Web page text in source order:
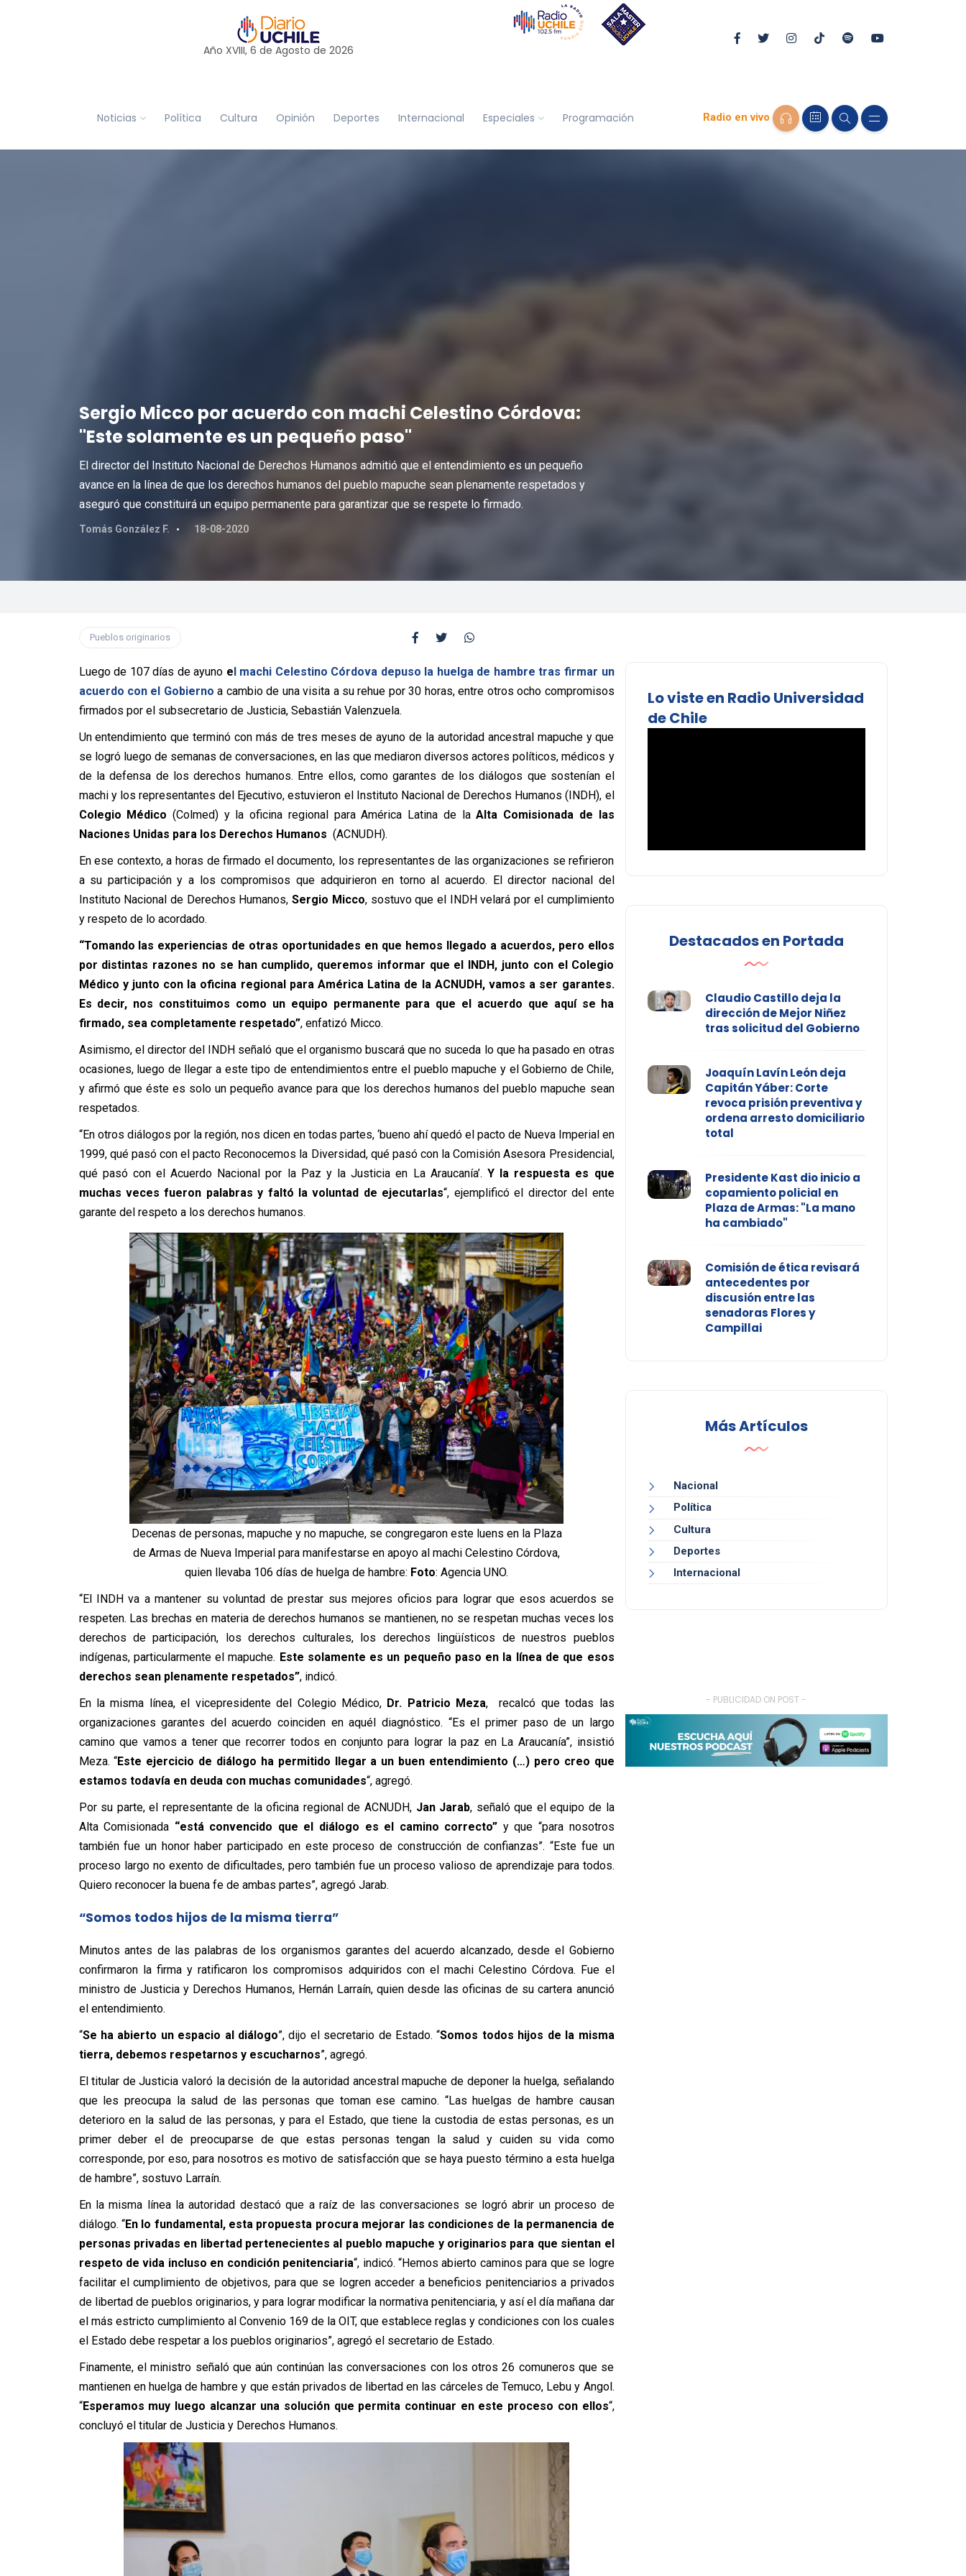
Año XVIII, 6 de Agosto de 2026
Noticias Política Cultura Opinión Deportes Internacional Especiales Programación Radio en vivo
Sergio Micco por acuerdo con machi Celestino Córdova:
"Este solamente es un pequeño paso"
El director del Instituto Nacional de Derechos Humanos admitió que el entendimiento es un pequeño
avance en la línea de que los derechos humanos del pueblo mapuche sean plenamente respetados y
aseguró que constituirá un equipo permanente para garantizar que se respete lo firmado.
Tomás González F. 18-08-2020
Pueblos originarios
Luego de 107 días de ayuno el machi Celestino Córdova depuso la huelga de hambre tras firmar un
acuerdo con el Gobierno a cambio de una visita a su rehue por 30 horas, entre otros ocho compromisos
firmados por el subsecretario de Justicia, Sebastián Valenzuela.
Un entendimiento que terminó con más de tres meses de ayuno de la autoridad ancestral mapuche y que
se logró luego de semanas de conversaciones, en las que mediaron diversos actores políticos, médicos y
de la defensa de los derechos humanos. Entre ellos, como garantes de los diálogos que sostenían el
machi y los representantes del Ejecutivo, estuvieron el Instituto Nacional de Derechos Humanos (INDH), el
Colegio Médico (Colmed) y la oficina regional para América Latina de laAlta Comisionada de las
Naciones Unidas para los Derechos Humanos (ACNUDH).
En ese contexto, a horas de firmado el documento, los representantes de las organizaciones se refirieron
a su participación y a los compromisos que adquirieron en torno al acuerdo. El director nacional del
Instituto Nacional de Derechos Humanos,Sergio Micco, sostuvo que el INDH velará por el cumplimiento
y respeto de lo acordado.
“Tomando las experiencias de otras oportunidades en que hemos llegado a acuerdos, pero ellos
por distintas razones no se han cumplido, queremos informar que el INDH, junto con el Colegio
Médico y junto con la oficina regional para América Latina de la ACNUDH, vamos a ser garantes.
Es decir, nos constituimos como un equipo permanente para que el acuerdo que aquí se ha
firmado, sea completamente respetado”, enfatizó Micco.
Asimismo, el director del INDH señaló que el organismo buscará que no suceda lo que ha pasado en otras
ocasiones, luego de llegar a este tipo de entendimientos entre el pueblo mapuche y el Gobierno de Chile,
y afirmó que éste es solo un pequeño avance para que los derechos humanos del pueblo mapuche sean
respetados.
“En otros diálogos por la región, nos dicen en todas partes, ‘bueno ahí quedó el pacto de Nueva Imperial en
1999, qué pasó con el pacto Reconocemos la Diversidad, qué pasó con la Comisión Asesora Presidencial,
qué pasó con el Acuerdo Nacional por la Paz y la Justicia en La Araucanía’. Y la respuesta es que
muchas veces fueron palabras y faltó la voluntad de ejecutarlas“, ejemplificó el director del ente
garante del respeto a los derechos humanos.
Decenas de personas, mapuche y no mapuche, se congregaron este luens en la Plaza
de Armas de Nueva Imperial para manifestarse en apoyo al machi Celestino Córdova,
quien llevaba 106 días de huelga de hambre: Foto: Agencia UNO.
“El INDH va a mantener su voluntad de prestar sus mejores oficios para lograr que esos acuerdos se
respeten. Las brechas en materia de derechos humanos se mantienen, no se respetan muchas veces los
derechos de participación, los derechos culturales, los derechos lingüísticos de nuestros pueblos
indígenas, particularmente el mapuche. Este solamente es un pequeño paso en la línea de que esos
derechos sean plenamente respetados”, indicó.
En la misma línea, el vicepresidente del Colegio Médico, Dr. Patricio Meza, recalcó que todas las
organizaciones garantes del acuerdo coinciden en aquél diagnóstico. “Es el primer paso de un largo
camino que vamos a tener que recorrer todos en conjunto para lograr la paz en La Araucanía”, insistió
Meza. “Este ejercicio de diálogo ha permitido llegar a un buen entendimiento (…) pero creo que
estamos todavía en deuda con muchas comunidades“, agregó.
Por su parte, el representante de la oficina regional de ACNUDH, Jan Jarab, señaló que el equipo de la
Alta Comisionada “está convencido que el diálogo es el camino correcto” y que “para nosotros
también fue un honor haber participado en este proceso de construcción de confianzas”. “Este fue un
proceso largo no exento de dificultades, pero también fue un proceso valioso de aprendizaje para todos.
Quiero reconocer la buena fe de ambas partes”, agregó Jarab.
“Somos todos hijos de la misma tierra”
Minutos antes de las palabras de los organismos garantes del acuerdo alcanzado, desde el Gobierno
confirmaron la firma y ratificaron los compromisos adquiridos con el machi Celestino Córdova. Fue el
ministro de Justicia y Derechos Humanos, Hernán Larraín, quien desde las oficinas de su cartera anunció
el entendimiento.
“Se ha abierto un espacio al diálogo”, dijo el secretario de Estado. “Somos todos hijos de la misma
tierra, debemos respetarnos y escucharnos”, agregó.
El titular de Justicia valoró la decisión de la autoridad ancestral mapuche de deponer la huelga, señalando
que les preocupa la salud de las personas que toman ese camino. “Las huelgas de hambre causan
deterioro en la salud de las personas, y para el Estado, que tiene la custodia de estas personas, es un
primer deber el de preocuparse de que estas personas tengan la salud y cuiden su vida como
corresponde, por eso, para nosotros es motivo de satisfacción que se haya puesto término a esta huelga
de hambre”, sostuvo Larraín.
En la misma línea la autoridad destacó que a raíz de las conversaciones se logró abrir un proceso de
diálogo. “En lo fundamental, esta propuesta procura mejorar las condiciones de la permanencia de
personas privadas en libertad pertenecientes al pueblo mapuche y originarios para que sientan el
respeto de vida incluso en condición penitenciaria“, indicó. “Hemos abierto caminos para que se logre
facilitar el cumplimiento de objetivos, para que se logren acceder a beneficios penitenciarios a privados
de libertad de pueblos originarios, y para lograr modificar la normativa penitenciaria, y así el día mañana dar
el más estricto cumplimiento al Convenio 169 de la OIT, que establece reglas y condiciones con los cuales
el Estado debe respetar a los pueblos originarios”, agregó el secretario de Estado.
Finamente, el ministro señaló que aún continúan las conversaciones con los otros 26 comuneros que se
mantienen en huelga de hambre y que están privados de libertad en las cárceles de Temuco, Lebu y Angol.
“Esperamos muy luego alcanzar una solución que permita continuar en este proceso con ellos“,
concluyó el titular de Justicia y Derechos Humanos.
Lo viste en Radio Universidad
de Chile
Destacados en Portada
Claudio Castillo deja la
dirección de Mejor Niñez
tras solicitud del Gobierno
Joaquín Lavín León deja
Capitán Yáber: Corte
revoca prisión preventiva y
ordena arresto domiciliario
total
Presidente Kast dio inicio a
copamiento policial en
Plaza de Armas: "La mano
ha cambiado"
Comisión de ética revisará
antecedentes por
discusión entre las
senadoras Flores y
Campillai
Más Artículos
Nacional
Política
Cultura
Deportes
Internacional
- PUBLICIDAD ON POST -